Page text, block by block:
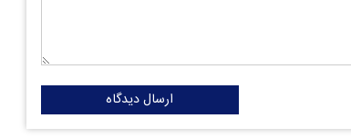
ارسال دیدگاه